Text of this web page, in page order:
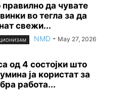
правилно да чувате
во тегла за да
свежи...
NMD - May 27, 2026
од 4 состојки што
ја користат за
работа...